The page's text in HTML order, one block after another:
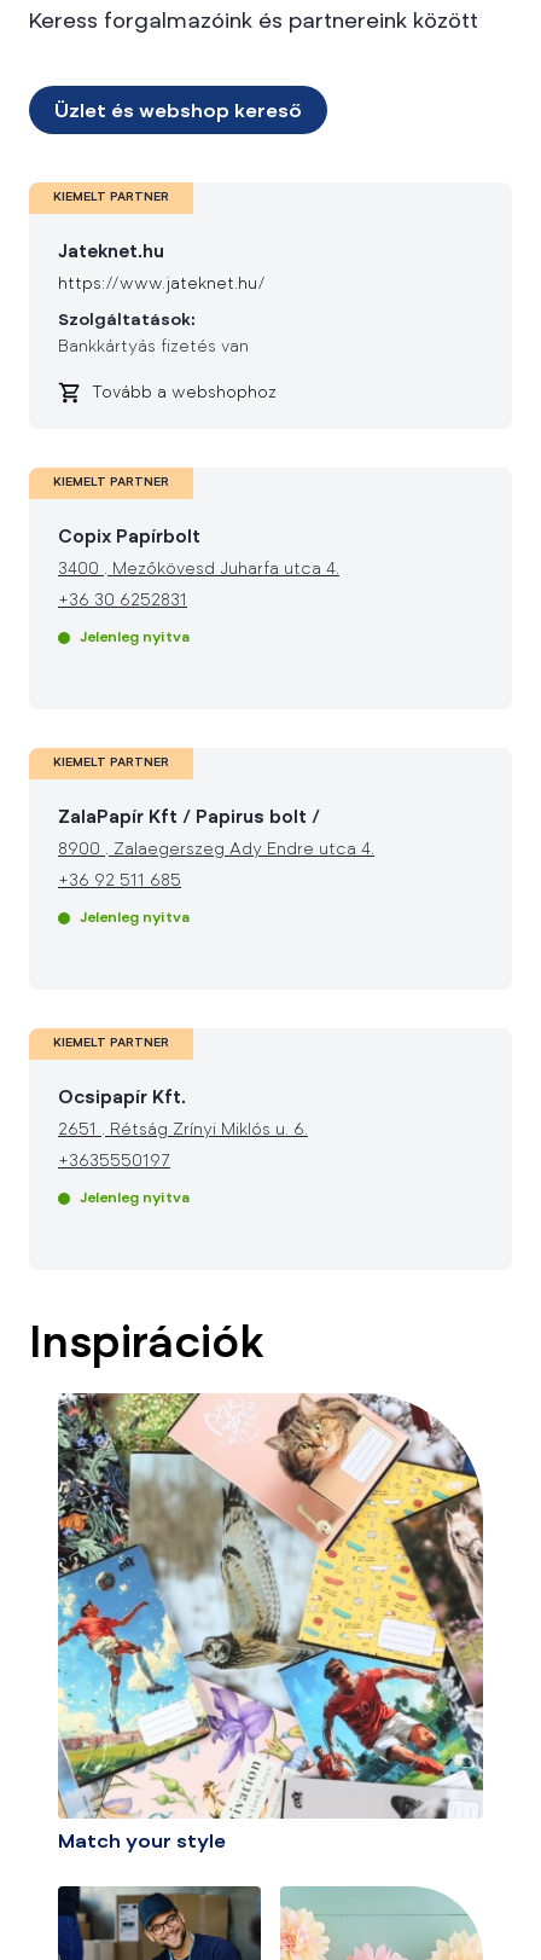
Keress forgalmazóink és partnereink között
Üzlet és webshop kereső
KIEMELT PARTNER
Jateknet.hu
https://www.jateknet.hu/
Szolgáltatások:
Bankkártyás fizetés van
Tovább a webshophoz
KIEMELT PARTNER
Copix Papírbolt
3400 . Mezőkövesd Juharfa utca 4.
+36 30 6252831
Jelenleg nyitva
KIEMELT PARTNER
ZalaPapír Kft / Papirus bolt /
8900 . Zalaegerszeg Ady Endre utca 4.
+36 92 511 685
Jelenleg nyitva
KIEMELT PARTNER
Ocsipapír Kft.
2651 . Rétság Zrínyi Miklós u. 6.
+3635550197
Jelenleg nyitva
Inspirációk
Match your style